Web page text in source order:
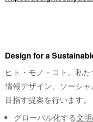
Design for a
ヒト・モノ・コト。私
情報デザイン、ソーシ
目指す提案を行います。
グローバル化する文